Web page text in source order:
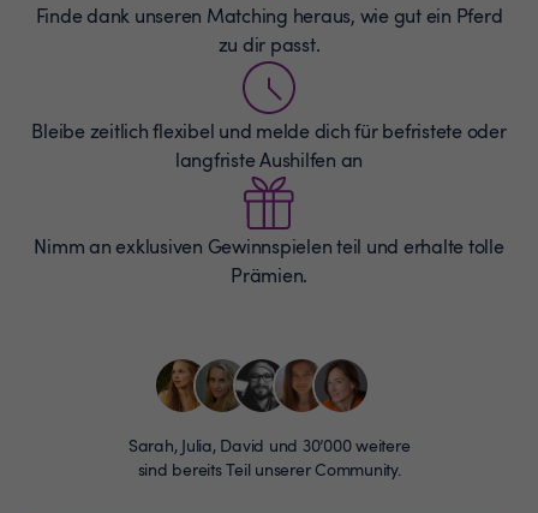
Finde dank unseren Matching heraus, wie gut ein Pferd
zu dir passt.
Bleibe zeitlich flexibel und melde dich für befristete oder
langfriste Aushilfen an
Nimm an exklusiven Gewinnspielen teil und erhalte tolle
Prämien.
Sarah, Julia, David und 30’000 weitere
sind bereits Teil unserer Community.